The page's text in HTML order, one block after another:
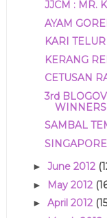
JJCM : MR.
AYAM
KARI TELUR
KERANG
CETUSAN
3rd
SAMBAL
► June 2012
► May 2012
► April 2012